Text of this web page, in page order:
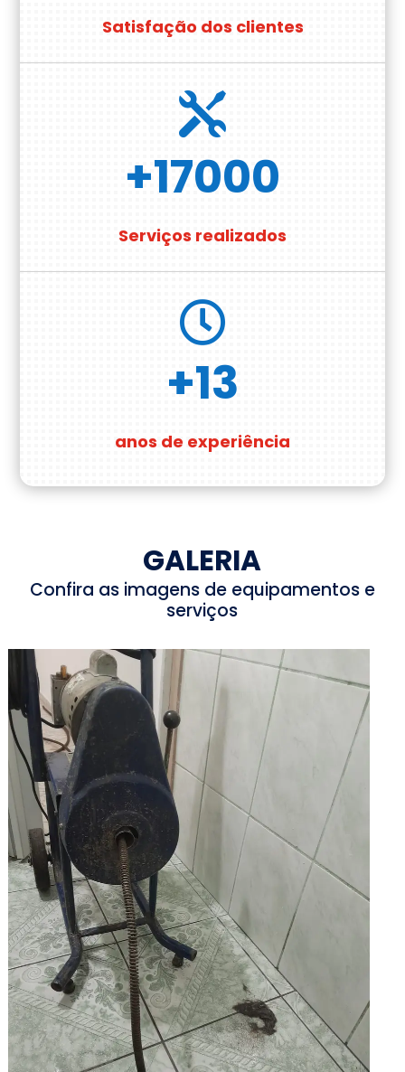
Satisfação dos clientes

+17000
Serviços realizados

+13
anos de experiência
GALERIA
Confira as imagens de equipamentos e
serviços